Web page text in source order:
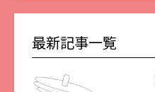
最新記事一覧